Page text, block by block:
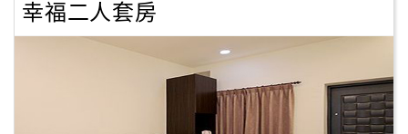
幸福二人套房